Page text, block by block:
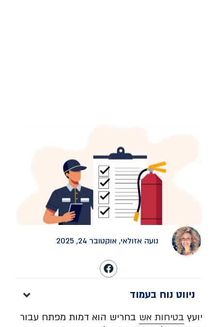
נועה אזולאי, אוקטובר 24, 2025
ניווט נוח בעמוד
יועץ בטיחות אש בחריש הוא דמות מפתח עבור